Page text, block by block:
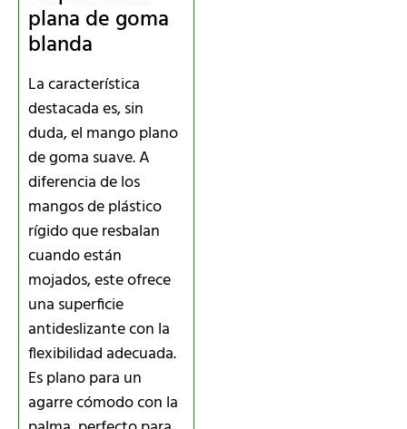
plana de goma
blanda
La característica
destacada es, sin
duda, el mango plano
de goma suave. A
diferencia de los
mangos de plástico
rígido que resbalan
cuando están
mojados, este ofrece
una superficie
antideslizante con la
flexibilidad adecuada.
Es plano para un
agarre cómodo con la